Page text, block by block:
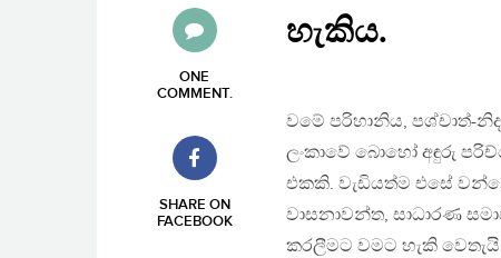
හැකිය.
ONE
COMMENT.
SHARE ON
FACEBOOK
වමේ පරිහානිය, පශ්චාත්-
ලංකාවේ බොහෝ අඳුරු
එකකි. වැඩියත්ම එසේ
වාසනාවන්ත, සාධාරණ
කරලීමට වමට හැකි